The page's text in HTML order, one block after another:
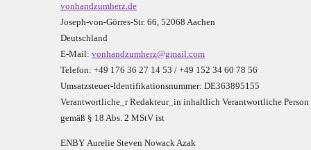
vonhandzumherz.de
Joseph-von-Görres-Str. 66, 52068 Aachen
Deutschland
E-Mail: vonhandzumherz@gmail.com
Telefon: +49 176 36 27 14 53 / +49 152 34 60 78 56
Umsatzsteuer-Identifikationsnummer: DE363895155
Verantwortliche_r Redakteur_in inhaltlich Verantwortliche Person
gemäß § 18 Abs. 2 MStV ist
ENBY Aurelie Steven Nowack Azak